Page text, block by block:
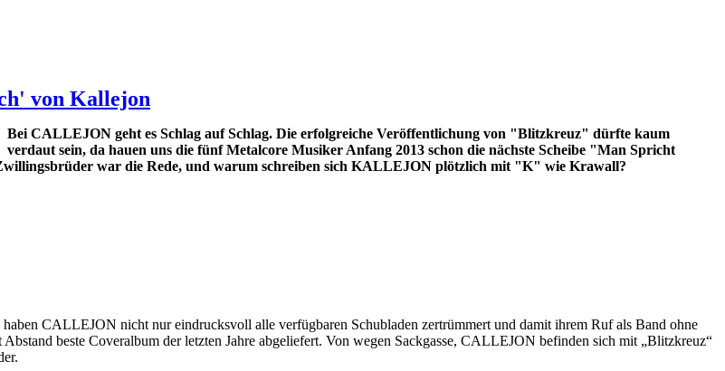
von Kallejon
Bei CALLEJON geht es Schlag auf Schlag. Die erfolgreiche Veröffentlichung von "Blitzkreuz" dürfte kaum
verdaut sein, da hauen uns die fünf Metalcore Musiker Anfang 2013 schon die nächste Scheibe "Man Spricht
war die Rede, und warum schreiben sich KALLEJON plötzlich mit "K" wie Krawall?
CALLEJON nicht nur eindrucksvoll alle verfügbaren Schubladen zertrümmert und damit ihrem Ruf als Band ohne
Abstand beste Coveralbum der letzten Jahre abgeliefert. Von wegen Sackgasse, CALLEJON befinden sich mit „Blitzkreuz“